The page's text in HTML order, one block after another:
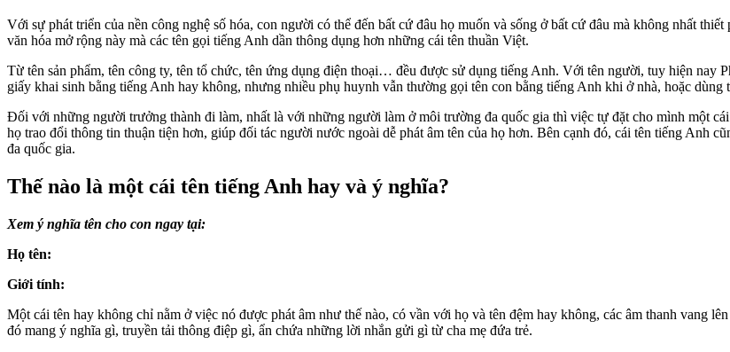
Với sự phát triển của nền công nghệ số hóa, con người có thể đến bất cứ đâu họ muốn và sống ở bất cứ đâu mà không nhất
văn hóa mở rộng này mà các tên gọi tiếng Anh dần thông dụng hơn những cái tên thuần Việt.
Từ tên sản phẩm, tên công ty, tên tổ chức, tên ứng dụng điện thoại… đều được sử dụng tiếng Anh. Với tên người, tuy hiện nay
giấy khai sinh bằng tiếng Anh hay không, nhưng nhiều phụ huynh vẫn thường gọi tên con bằng tiếng Anh khi ở nhà, hoặc dùng
Đối với những người trưởng thành đi làm, nhất là với những người làm ở môi trường đa quốc gia thì việc tự đặt cho mình một
họ trao đổi thông tin thuận tiện hơn, giúp đối tác người nước ngoài dễ phát âm tên của họ hơn. Bên cạnh đó, cái tên tiếng Anh
đa quốc gia.
Thế nào là một cái tên tiếng Anh hay và ý nghĩa?
Xem ý nghĩa tên cho con ngay tại:
Họ tên:
Giới tính:
Một cái tên hay không chỉ nằm ở việc nó được phát âm như thế nào, có vần với họ và tên đệm hay không, các âm thanh vang
đó mang ý nghĩa gì, truyền tải thông điệp gì, ẩn chứa những lời nhắn gửi gì từ cha mẹ đứa trẻ.